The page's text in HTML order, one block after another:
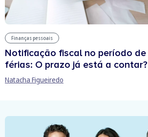
Finanças pessoais
Notificação fiscal no período de
férias: O prazo já está a contar?
Natacha Figueiredo